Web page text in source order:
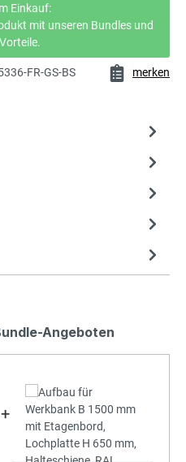
Einkauf:
mit unseren Bundles und
FR-GS-BS merken
Angeboten
+